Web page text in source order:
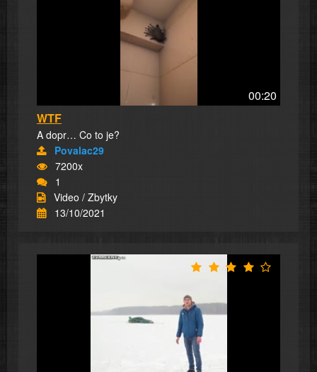
00:20
WTF
A dopr… Co to je?
Povalac29
7200x
1
Video / Zbytky
13/10/2021